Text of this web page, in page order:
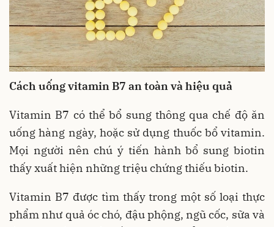
Cách uống vitamin B7 an toàn và hiệu quả
Vitamin B7 có thể bổ sung thông qua chế độ ăn
uống hàng ngày, hoặc sử dụng thuốc bổ vitamin.
Mọi người nên chú ý tiến hành bổ sung biotin
thấy xuất hiện những triệu chứng thiếu biotin.
Vitamin B7 được tìm thấy trong một số loại thực
phẩm như quả óc chó, đậu phộng, ngũ cốc, sữa và